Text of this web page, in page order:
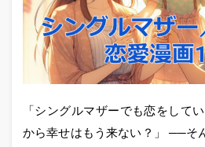
「シングルマザーでも恋をして
から幸せはもう来ない？」 ──そ